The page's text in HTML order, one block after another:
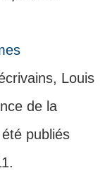
Louis
de la
publiés